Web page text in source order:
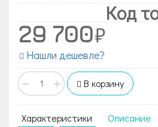
Код
29 700
Нашли дешевле?
− + В корзину
Характеристики Описание